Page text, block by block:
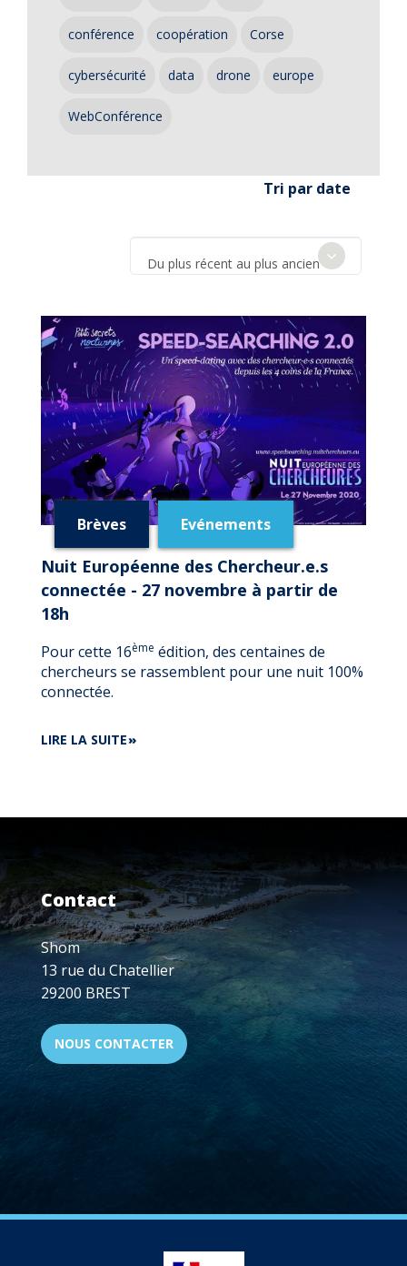
conférence coopération Corse
cybersécurité data drone europe
WebConférence
Tri par date
Du plus récent au plus ancien
Brèves Evénements
Nuit Européenne des Chercheur.e.s
connectée - 27 novembre à partir de
18h
Pour cette 16ème édition, des centaines de
chercheurs se rassemblent pour une nuit 100%
connectée.
LIRE LA SUITEDE
27
NOVEMBRE
À
PARTIR
DE
18H
Contact
Shom
13 rue du Chatellier
29200 BREST
NOUS CONTACTER